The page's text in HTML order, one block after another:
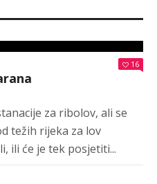
16
za ribolov, ali se
težih rijeka za lov
ili će je tek posjetiti...